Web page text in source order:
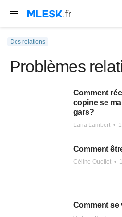
Des relations
Problèmes
Comment
copine se
gars?
Lana Lambert •
Comment
Céline Ouellet •
Comment se